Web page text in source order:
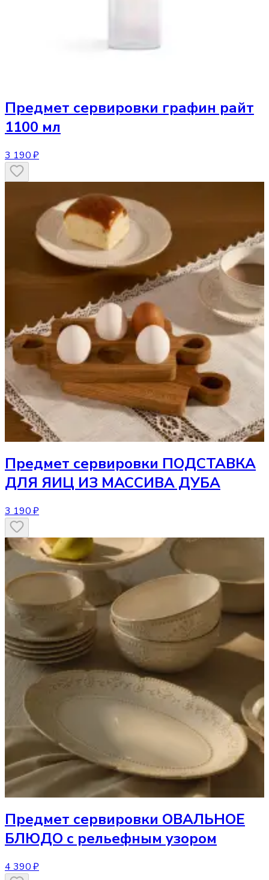
Предмет сервировки графин райт
1100 мл
3 190 ₽
Предмет сервировки ПОДСТАВКА
ДЛЯ ЯИЦ ИЗ МАССИВА ДУБА
3 190 ₽
Предмет сервировки ОВАЛЬНОЕ
БЛЮДО с рельефным узором
4 390 ₽